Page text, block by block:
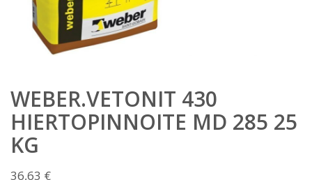
WEBER.VETONIT 430
HIERTOPINNOITE MD 285 25
KG
36,63 €